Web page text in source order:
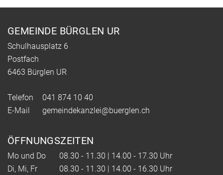
Fusszeile
GEMEINDE BÜRGLEN UR
Schulhausplatz 6
Postfach
6463 Bürglen UR
Telefon
041 874 10 40
E-Mail
gemeindekanzlei@buerglen.ch
ÖFFNUNGSZEITEN
Mo und Do
08.30 - 11.30 | 14.00 - 17.30 Uhr
Di, Mi, Fr
08.30 - 11.30 | 14.00 - 16.30 Uhr